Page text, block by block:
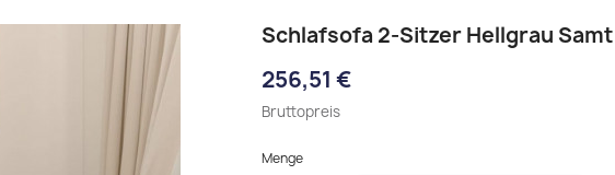
Schlafsofa 2-Sitzer Hellgrau Samt
256,51 €
Bruttopreis
Menge